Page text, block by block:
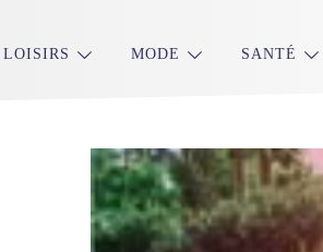
LOISIRS MODE SANTÉ